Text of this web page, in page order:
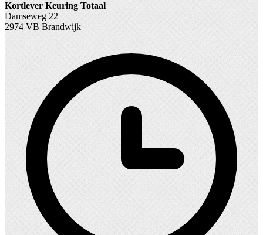
Kortlever Keuring Totaal
Damseweg 22
2974 VB Brandwijk